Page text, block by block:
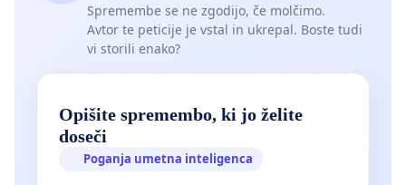
Spremembe se ne zgodijo, če molčimo.
Avtor te peticije je vstal in ukrepal. Boste tudi
vi storili enako?
Opišite spremembo, ki jo želite
doseči
Poganja umetna inteligenca